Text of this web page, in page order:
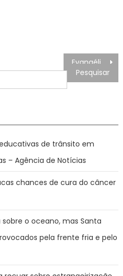
de trânsito em
– Agência de Notícias
chances de cura do câncer
o oceano, mas Santa
pela frente fria e pelo